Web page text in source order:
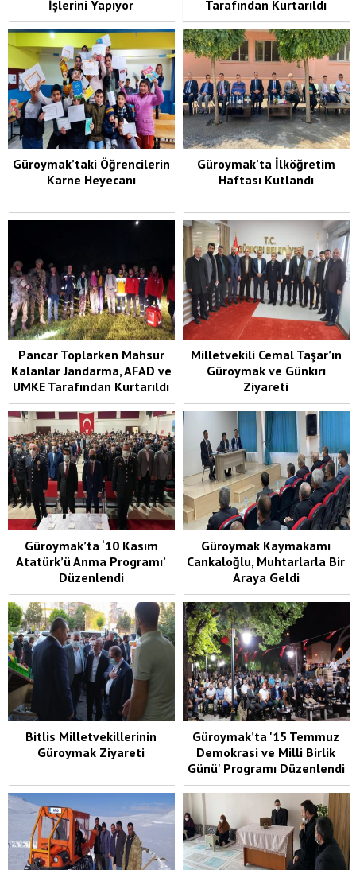
İşlerini Yapıyor
Tarafından Kurtarıldı
Güroymak’taki Öğrencilerin
Karne Heyecanı
Güroymak’ta İlköğretim
Haftası Kutlandı
Pancar Toplarken Mahsur
Kalanlar Jandarma, AFAD ve
UMKE Tarafından Kurtarıldı
Milletvekili Cemal Taşar’ın
Güroymak ve Günkırı
Ziyareti
Güroymak’ta ‘10 Kasım
Atatürk’ü Anma Programı’
Düzenlendi
Güroymak Kaymakamı
Cankaloğlu, Muhtarlarla Bir
Araya Geldi
Bitlis Milletvekillerinin
Güroymak Ziyareti
Güroymak’ta '15 Temmuz
Demokrasi ve Milli Birlik
Günü' Programı Düzenlendi
Bitlis Bülten 3. Sayı